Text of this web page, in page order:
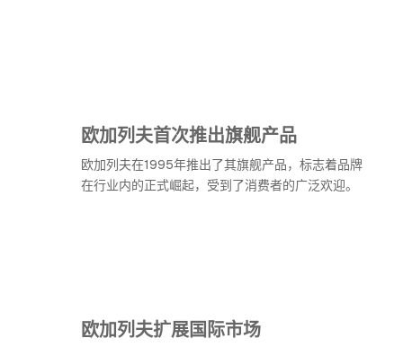
欧加列夫首次推出旗舰产品
欧加列夫在1995年推出了其旗舰产品，标志着品牌
在行业内的正式崛起，受到了消费者的广泛欢迎。
欧加列夫扩展国际市场